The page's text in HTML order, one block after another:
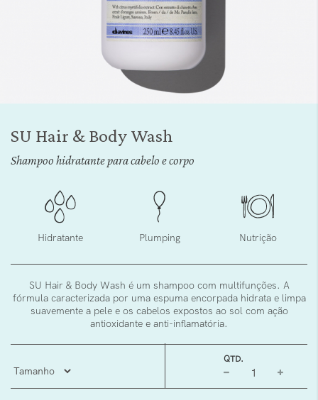
início
SU Hair & Body Wash
Shampoo hidratante para cabelo e corpo
Hidratante Plumping Nutrição
SU Hair & Body Wash é um shampoo com multifunções. A
fórmula caracterizada por uma espuma encorpada hidrata e limpa
suavemente a pele e os cabelos expostos ao sol com ação
antioxidante e anti-inflamatória.
QTD.